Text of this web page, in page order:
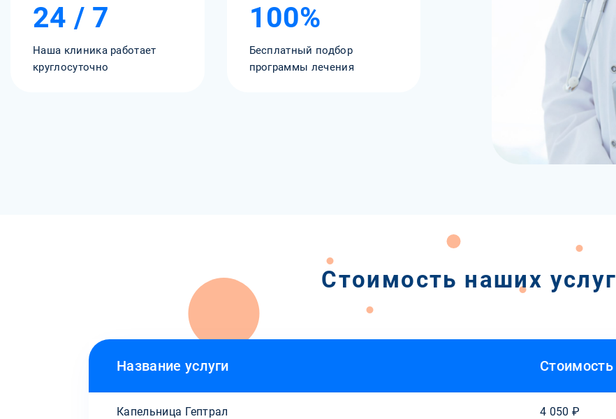
24 / 7
Наша клиника работает
круглосуточно
100%
Бесплатный подбор
программы лечения
Стоимость наших услуг
Название услуги Стоимость
Капельница Гептрал 4 050 ₽